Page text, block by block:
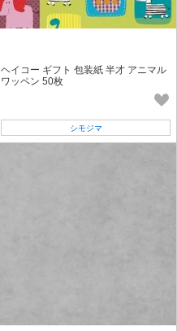
ヘイコー ギフト 包装紙 半才 アニマル
ワッペン 50枚
シモジマ